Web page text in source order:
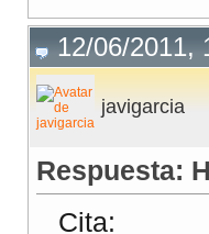
12/06/2011,
javigarcia
Respuesta:
Cita: